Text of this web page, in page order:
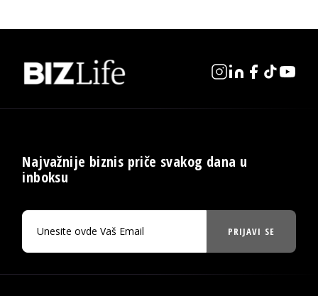
Najvažnije biznis priče svakog dana u
inboksu
PRIJAVI SE